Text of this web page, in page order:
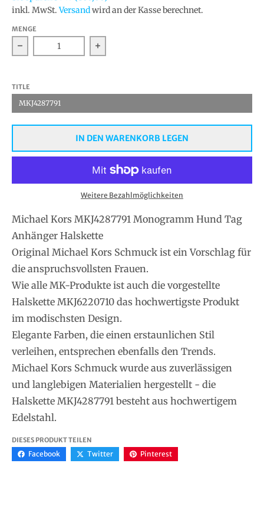
inkl. MwSt.Versandwird an der Kasse berechnet.
MENGE
Verringern Sie die Menge für Michael Kors
Erhöhen Sie die Menge für Michael
TITLE
MKJ4287791
IN DEN WARENKORB LEGEN
Weitere Bezahlmöglichkeiten
Michael Kors MKJ4287791 Monogramm Hund Tag
Anhänger Halskette
Original Michael Kors Schmuck ist ein Vorschlag für
die anspruchsvollsten Frauen.
Wie alle MK-Produkte ist auch die vorgestellte
Halskette MKJ6220710 das hochwertigste Produkt
im modischsten Design.
Elegante Farben, die einen erstaunlichen Stil
verleihen, entsprechen ebenfalls den Trends.
Michael Kors Schmuck wurde aus zuverlässigen
und langlebigen Materialien hergestellt - die
Halskette MKJ4287791 besteht aus hochwertigem
Edelstahl.
DIESES PRODUKT TEILEN
Facebook Twitter Pinterest